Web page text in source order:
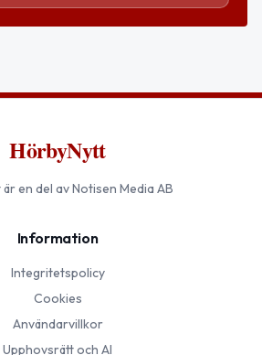
HörbyNytt
är en del av Notisen Media AB
Information
Integritetspolicy
Cookies
Användarvillkor
Upphovsrätt och AI